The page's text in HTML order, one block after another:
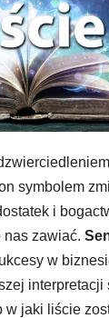
symbolem
i
nas zawiać.
w
interpretacji
jaki liście